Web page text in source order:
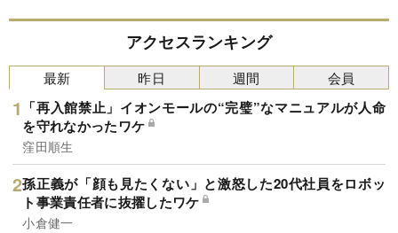
アクセスランキング
最新
「再入館禁止」イオンモールの“完璧”なマニュアルが人命
を守れなかったワケ
窪田順生
孫正義が「顔も見たくない」と激怒した20代社員をロボッ
ト事業責任者に抜擢したワケ
小倉健一
昨日 週間 会員